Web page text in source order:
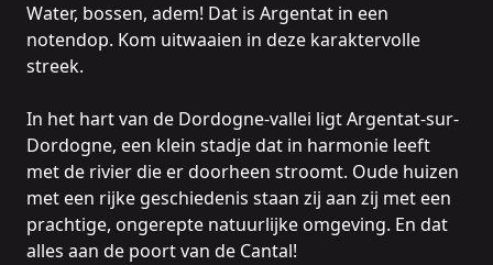
Water, bossen, adem! Dat is Argentat in een
notendop. Kom uitwaaien in deze karaktervolle
streek.
In het hart van de Dordogne-vallei ligt Argentat-sur-
Dordogne, een klein stadje dat in harmonie leeft
met de rivier die er doorheen stroomt. Oude huizen
met een rijke geschiedenis staan zij aan zij met een
prachtige, ongerepte natuurlijke omgeving. En dat
alles aan de poort van de Cantal!